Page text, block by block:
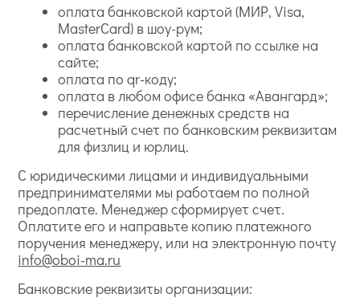
оплата банковской картой (МИР, Visa,
MasterCard) в шоу-рум;
оплата банковской картой по ссылке на
сайте;
оплата по qr-коду;
оплата в любом офисе банка «Авангард»;
перечисление денежных средств на
расчетный счет по банковским реквизитам
для физлиц и юрлиц.
С юридическими лицами и индивидуальными
предпринимателями мы работаем по полной
предоплате. Менеджер сформирует счет.
Оплатите его и направьте копию платежного
поручения менеджеру, или на электронную почту
info@oboi-ma.ru
Банковские реквизиты организации: